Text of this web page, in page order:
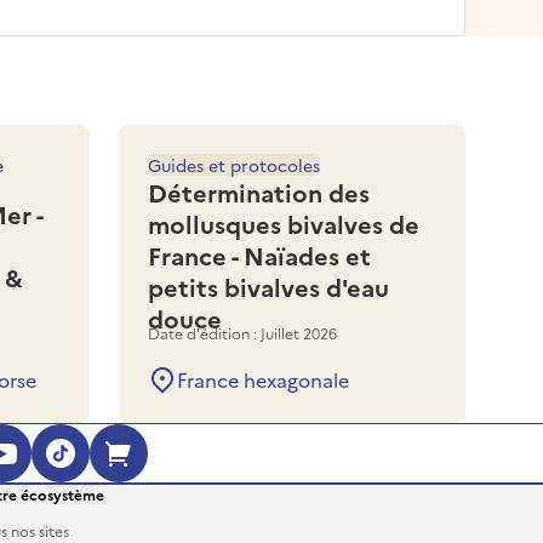
-
Détermination des
mollusques bivalves de
France - Naïades et
petits bivalves d'eau
douce
Guides et protocoles
Date d'édition : Juillet 2026
France hexagonale
dans une nouvelle fenêtre)
(s'ouvre dans une nouvelle fenêtre)
(s'ouvre dans une nouvelle
YouTube (s'ouvre dans une nouvelle
TikTok (s'ouvre dans une nouvelle
Boutique en ligne (s'ouvre
écosystème
nos sites